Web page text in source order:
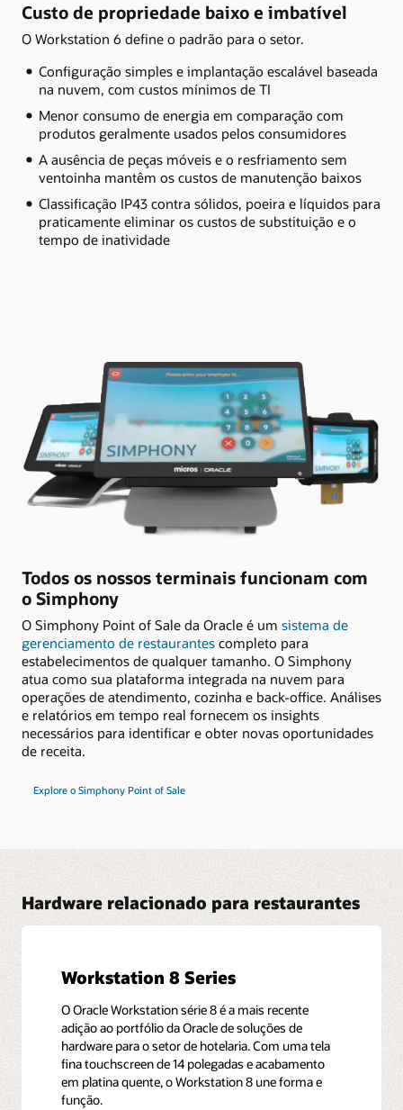
Custo de propriedade baixo e imbatível
O Workstation 6 define o padrão para o setor.
Configuração simples e implantação escalável baseada
na nuvem, com custos mínimos de TI
Menor consumo de energia em comparação com
produtos geralmente usados pelos consumidores
A ausência de peças móveis e o resfriamento sem
ventoinha mantêm os custos de manutenção baixos
Classificação IP43 contra sólidos, poeira e líquidos para
praticamente eliminar os custos de substituição e o
tempo de inatividade
Todos os nossos terminais funcionam com
o Simphony
O Simphony Point of Sale da Oracle é um sistema de
gerenciamento de restaurantes completo para
estabelecimentos de qualquer tamanho. O Simphony
atua como sua plataforma integrada na nuvem para
operações de atendimento, cozinha e back-office. Análises
e relatórios em tempo real fornecem os insights
necessários para identificar e obter novas oportunidades
de receita.
Explore o Simphony Point of Sale
Hardware relacionado para restaurantes
Workstation 8 Series
O Oracle Workstation série 8 é a mais recente
adição ao portfólio da Oracle de soluções de
hardware para o setor de hotelaria. Com uma tela
fina touchscreen de 14 polegadas e acabamento
em platina quente, o Workstation 8 une forma e
função.